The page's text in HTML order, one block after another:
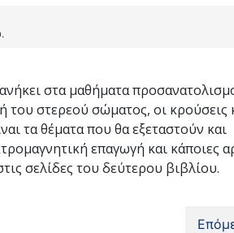
στα μαθήματα
στερεού σώματος, οι κρούσεις
τα θέματα που θα εξεταστούν και
επαγωγή και κάποιες
σελίδες του δεύτερου βιβλίου.